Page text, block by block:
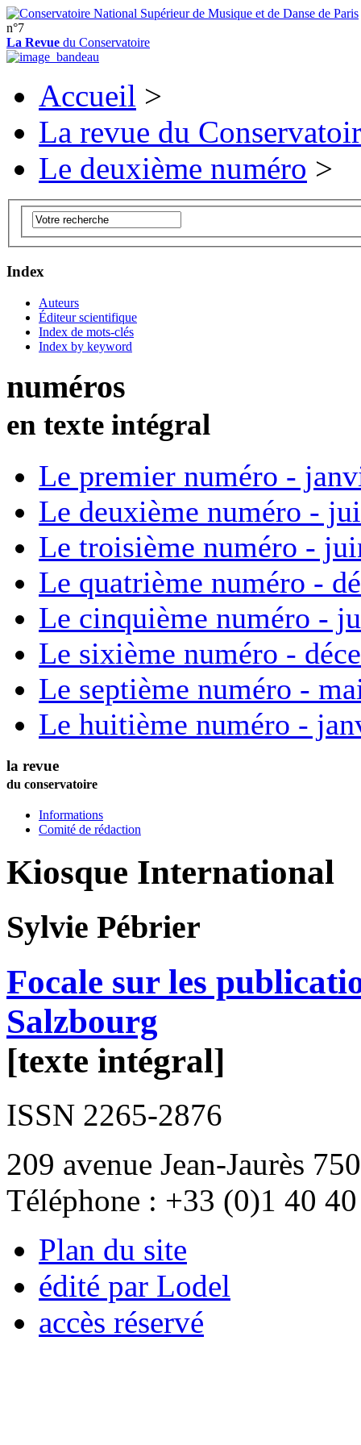
n°7
La Revue du Conservatoire
Accueil >
La revue du
Le deuxième numéro >
Index
Auteurs
Éditeur scientifique
Index de mots-clés
Index by keyword
numéros
en texte intégral
Le premier numéro -
Le deuxième numéro -
Le troisième numéro -
Le quatrième numéro -
Le cinquième numéro -
Le sixième numéro -
Le septième numéro -
Le huitième numéro -
la revue
du conservatoire
Informations
Comité de rédaction
Kiosque International
Sylvie Pébrier
Focale sur les
Salzbourg
[texte intégral]
ISSN 2265-2876
209 avenue Jean-Jaurès
Téléphone : +33 (0)1 40
Plan du site
édité par Lodel
accès réservé